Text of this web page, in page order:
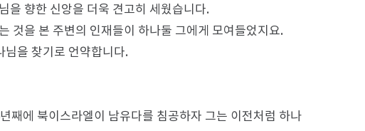
을 향한 신앙을 더욱 견고히 세웠습니다.
것을 본 주변의 인재들이 하나둘 그에게 모여들었지요.
님을 찾기로 언약합니다.
째에 북이스라엘이 남유다를 침공하자 그는 이전처럼 하나